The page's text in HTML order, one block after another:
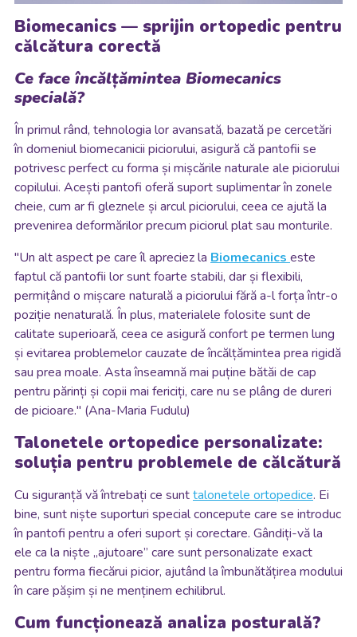
Biomecanics — sprijin ortopedic pentru
călcătura corectă
Ce face încălțămintea Biomecanics
specială?
În primul rând, tehnologia lor avansată, bazată pe cercetări
în domeniul biomecanicii piciorului, asigură că pantofii se
potrivesc perfect cu forma și mișcările naturale ale piciorului
copilului. Acești pantofi oferă suport suplimentar în zonele
cheie, cum ar fi gleznele și arcul piciorului, ceea ce ajută la
prevenirea deformărilor precum piciorul plat sau monturile.
"Un alt aspect pe care îl apreciez la Biomecanicseste
faptul că pantofii lor sunt foarte stabili, dar și flexibili,
permițând o mișcare naturală a piciorului fără a-l forța într-o
poziție nenaturală. În plus, materialele folosite sunt de
calitate superioară, ceea ce asigură confort pe termen lung
și evitarea problemelor cauzate de încălțămintea prea rigidă
sau prea moale. Asta înseamnă mai puține bătăi de cap
pentru părinți și copii mai fericiți, care nu se plâng de dureri
de picioare." (Ana-Maria Fudulu)
Talonetele ortopedice personalizate:
soluția pentru problemele de călcătură
Cu siguranță vă întrebați ce sunttalonetele ortopedice. Ei
bine, sunt niște suporturi special concepute care se introduc
în pantofi pentru a oferi suport și corectare. Gândiți-vă la
ele ca la niște „ajutoare” care sunt personalizate exact
pentru forma fiecărui picior, ajutând la îmbunătățirea modului
în care pășim și ne menținem echilibrul.
Cum funcționează analiza posturală?